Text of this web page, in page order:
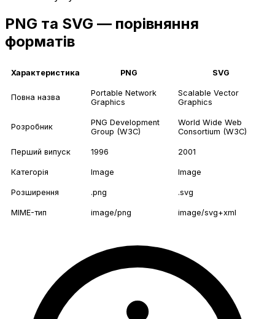
PNG та SVG — порівняння
форматів
Характеристика PNG SVG
Повна назва
Portable Network
Graphics
Scalable Vector
Graphics
Розробник
PNG Development
Group (W3C)
World Wide Web
Consortium (W3C)
Перший випуск 1996 2001
Категорія Image Image
Розширення .png .svg
MIME-тип image/png image/svg+xml